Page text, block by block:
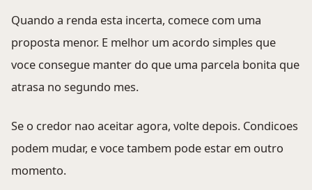
Quando a renda esta incerta, comece com uma
proposta menor. E melhor um acordo simples que
voce consegue manter do que uma parcela bonita que
atrasa no segundo mes.
Se o credor nao aceitar agora, volte depois. Condicoes
podem mudar, e voce tambem pode estar em outro
momento.